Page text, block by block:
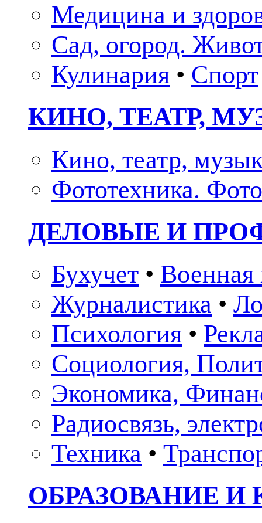
Медицина и
Сад, огород.
Кулинария • Спорт
КИНО, ТЕАТР,
Кино, театр,
Фототехника.
ДЕЛОВЫЕ И
Бухучет • Военная
Журналистика •
Психология •
Социология,
Экономика,
Радиосвязь,
Техника •
ОБРАЗОВАНИЕ И